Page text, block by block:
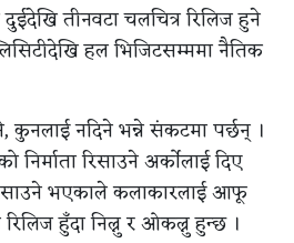
तीनवटा चलचित्र रिलिज हुने
हल भिजिटसम्ममा नैतिक
नदिने भन्ने संकटमा पर्छन् ।
रिसाउने अर्कोलाई दिए
भएकाले कलाकारलाई आफू
हुँदा निल्नु र ओकल्नु हुन्छ ।